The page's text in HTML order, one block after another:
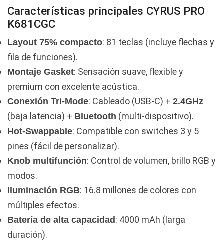
Características principales CYRUS PRO
K681CGC
Layout 75% compacto: 81 teclas (incluye flechas y
fila de funciones).
Montaje Gasket: Sensación suave, flexible y
premium con excelente acústica.
Conexión Tri-Mode: Cableado (USB-C) + 2.4GHz
(baja latencia) + Bluetooth (multi-dispositivo).
Hot-Swappable: Compatible con switches 3 y 5
pines (fácil de personalizar).
Knob multifunción: Control de volumen, brillo RGB y
modos.
Iluminación RGB: 16.8 millones de colores con
múltiples efectos.
Batería de alta capacidad : 4000 mAh (larga
duración).